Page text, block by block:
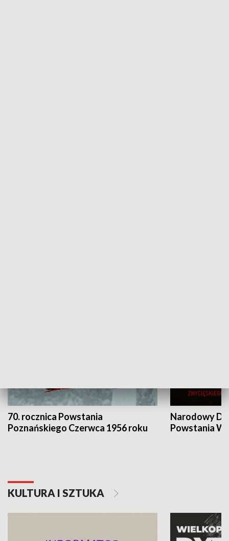
70. rocznica Powstania
Poznańskiego Czerwca 1956 roku
Narodowy
Powstania
KULTURA I SZTUKA